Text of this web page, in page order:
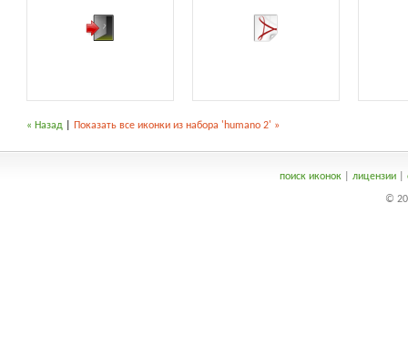
« Назад Показать все иконки из набора 'humano 2' »
поиск иконок| лицензии|
©